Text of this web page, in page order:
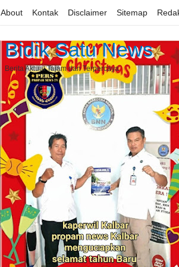
About Kontak Disclaimer Sitemap
Bidik Satu News
Berita Aktual Tajam dan Terpercaya